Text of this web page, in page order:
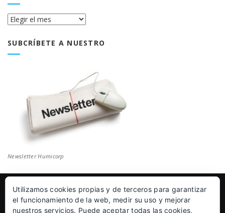
Historial
SUBCRÍBETE A NUESTRO
Newsletter Humicorp
© Humicorp Nanopolímeros S.L 2011-2026| Aviso Legal
Utilizamos cookies propias y de terceros para garantizar
el funcionamiento de la web, medir su uso y mejorar
nuestros servicios. Puede aceptar todas las cookies,